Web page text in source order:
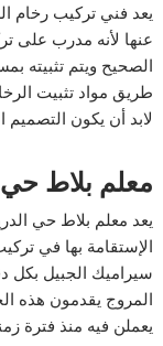
يعد فني تركيب رخام
عنها لأنه مدرب على
الصحيح ويتم تثبيته
طريق مواد تثبيت
لابد أن يكون التصميم
معلم بلاط
يعد معلم بلاط حي
الإستقامة بها في
سيراميك الجبيل بكل
المروج يقدمون هذه
يعملن فيه منذ فترة